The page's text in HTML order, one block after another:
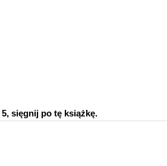
sięgnij po tę książkę.